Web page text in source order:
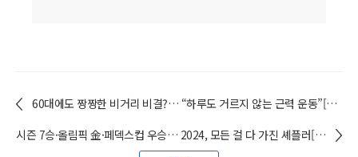
60대에도 짱짱한 비거리 비결?… “하루도 거르지 않는 근력 운동”[최우열의 네버 업-네버 인] / 최우열(스포츠교육학과) 겸임교수
시즌 7승·올림픽 金·페덱스컵 우승… 2024, 모든 걸 다 가진 셰플러[최우열의 네버 업-네버 인] / 최우열(스포츠교육학과) 겸임교수